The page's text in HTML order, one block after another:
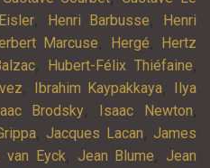
, Henri Barbusse, Henri
Marcuse, Hergé, Hertz
, Hubert-Félix Thiéfaine,
, Ibrahim Kaypakkaya, Ilya
Brodsky, Isaac Newton,
, Jacques Lacan, James
van Eyck, Jean Blume, Jean